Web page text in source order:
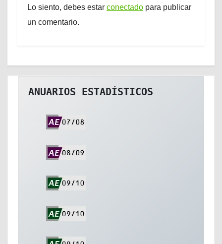
Lo siento, debes estar conectado para publicar
un comentario.